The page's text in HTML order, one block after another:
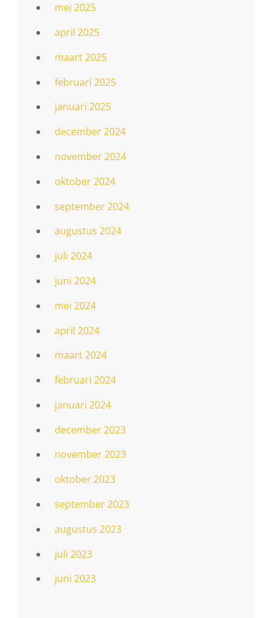
mei 2025
april 2025
maart 2025
februari 2025
januari 2025
december 2024
november 2024
oktober 2024
september 2024
augustus 2024
juli 2024
juni 2024
mei 2024
april 2024
maart 2024
februari 2024
januari 2024
december 2023
november 2023
oktober 2023
september 2023
augustus 2023
juli 2023
juni 2023